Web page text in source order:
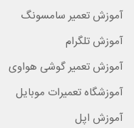
آموزش تعمیر سامسونگ
آموزش تلگرام
آموزش تعمیر گوشی هواوی
آموزشگاه تعمیرات موبایل
آموزش اپل